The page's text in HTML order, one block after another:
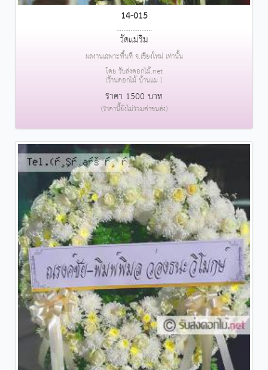
14-015
....................
วัดแม่ริม
ผลงานเฉพาะพื้นที่ จ.เชียงใหม่ เท่านั้น
โดย รับส่งดอกไม้.net
(ร้านดอกไม้ บ้านแม )
ราคา 1500 บาท
(ราคานี้ยังไม่รวมค่าขนส่ง)